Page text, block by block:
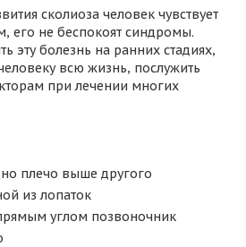
сколиоза человек чувствует
его не беспокоят синдромы.
эту болезнь на ранних стадиях,
всю жизнь, послужить
при лечении многих
плечо выше другого
из лопаток
углом позвоночник